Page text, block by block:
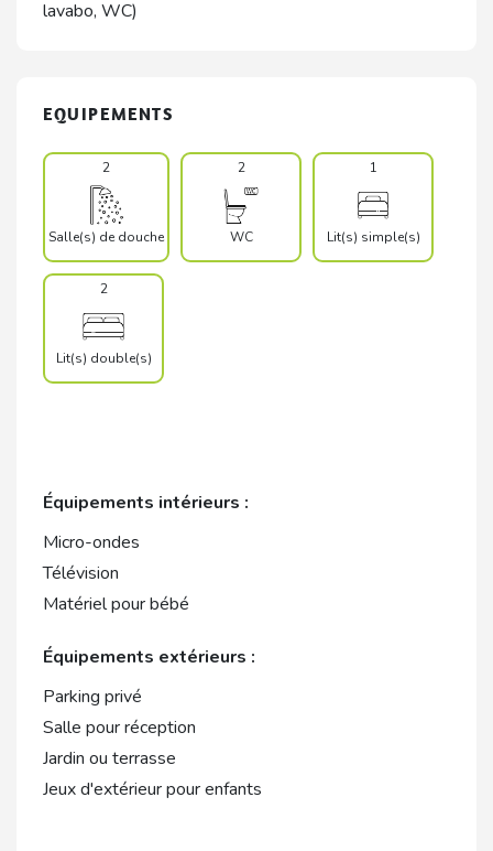
lavabo, WC)
EQUIPEMENTS
2
Salle(s) de douche
2
WC
1
Lit(s) simple(s)
2
Lit(s) double(s)
Équipements intérieurs :
Micro-ondes
Télévision
Matériel pour bébé
Équipements extérieurs :
Parking privé
Salle pour réception
Jardin ou terrasse
Jeux d'extérieur pour enfants